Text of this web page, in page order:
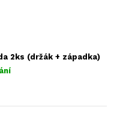
2ks (držák + západka)